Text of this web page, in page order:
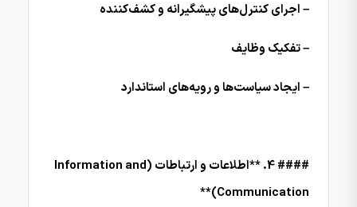
– اجرای کنترل‌های پیشگیرانه و کشف‌کننده
– تفکیک وظایف
– ایجاد سیاست‌ها و رویه‌های استاندارد
#### 4. **اطلاعات و ارتباطات (Information and
Communication)**